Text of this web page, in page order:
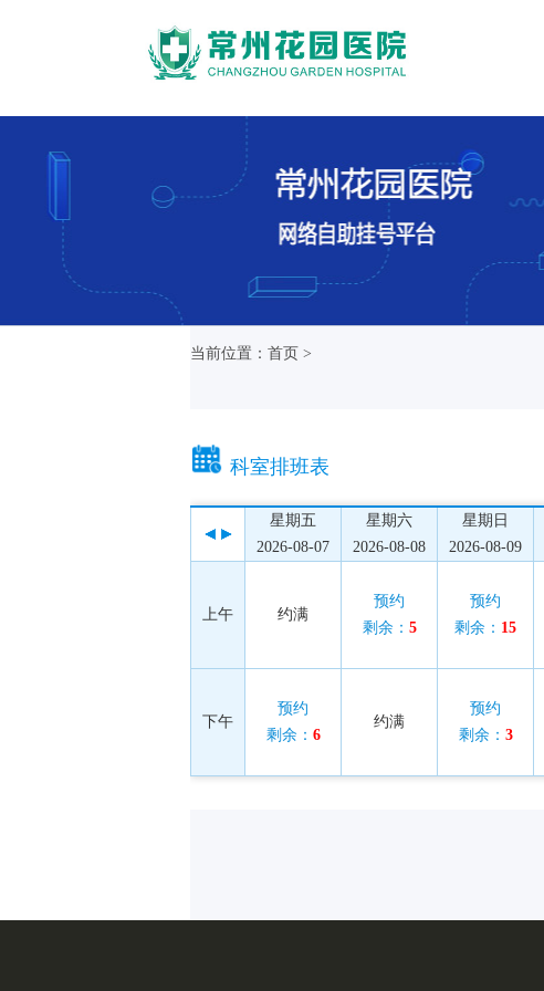
当前位置：首页 >
科室排班表
星期五
2026-08-07
星期六
2026-08-08
星期日
2026-08-09
上午 约满
预约
剩余： 5
预约
剩余： 15
下午
预约
剩余： 6
约满
预约
剩余： 3